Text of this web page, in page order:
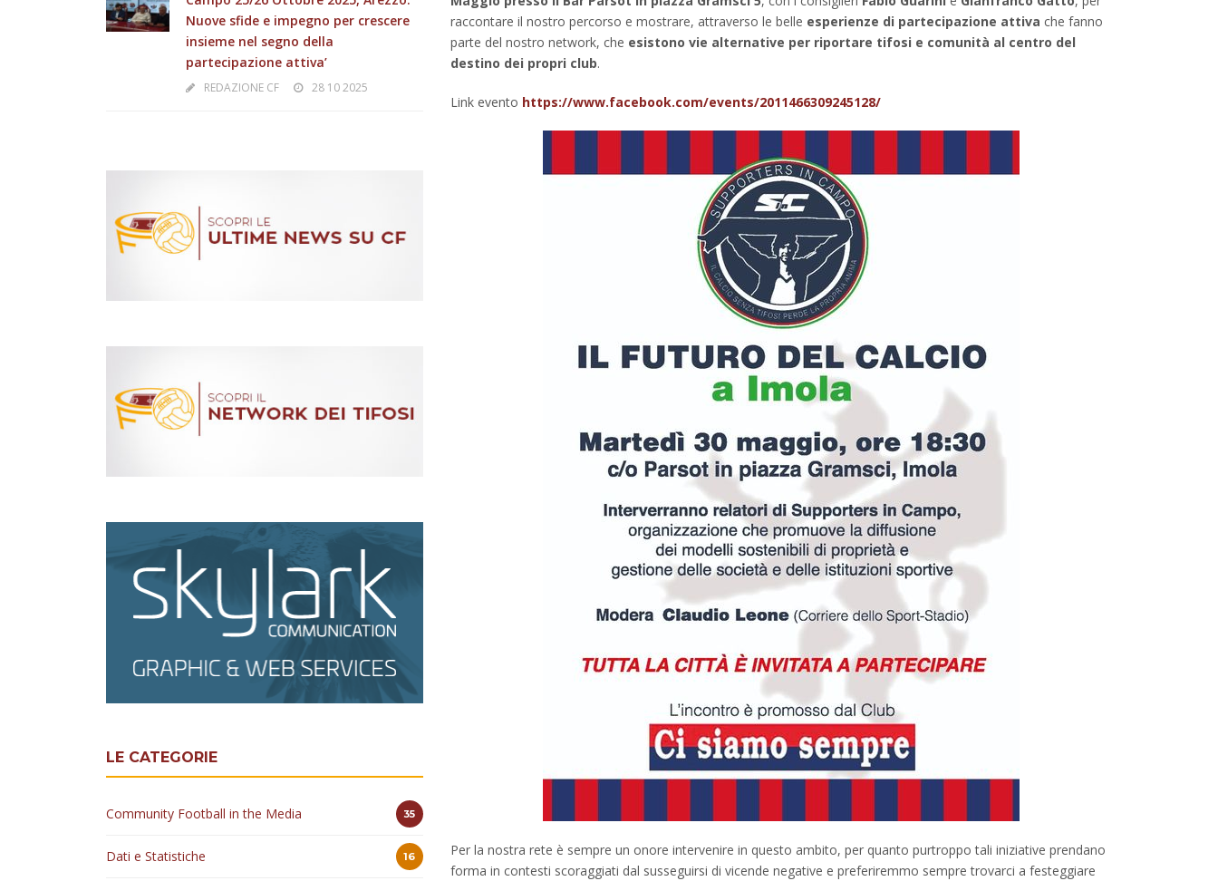
raccontare il nostro percorso e mostrare, attraverso le belle esperienze di partecipazione attiva che fanno
parte del nostro network, che esistono vie alternative per riportare tifosi e comunità al centro del
destino dei propri club.
Link evento https://www.facebook.com/events/2011466309245128/
Per la nostra rete è sempre un onore intervenire in questo ambito, per quanto purtroppo tali iniziative prendano
forma in contesti scoraggiati dal susseguirsi di vicende negative e preferiremmo sempre trovarci a festeggiare
Nuove sfide e impegno per crescere
insieme nel segno della
partecipazione attiva’
REDAZIONE CF 28 10 2025
LE CATEGORIE
Community Football in the Media 35
Dati e Statistiche 16